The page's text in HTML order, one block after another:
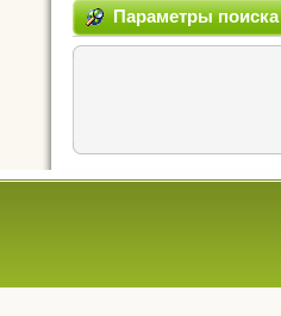
Параметры поиска